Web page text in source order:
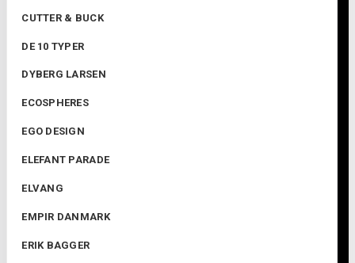
CUTTER & BUCK
DE 10 TYPER
DYBERG LARSEN
ECOSPHERES
EGO DESIGN
ELEFANT PARADE
ELVANG
EMPIR DANMARK
ERIK BAGGER